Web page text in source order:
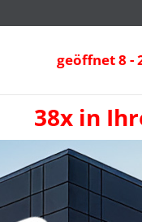
geöffnet 8 -
38x in